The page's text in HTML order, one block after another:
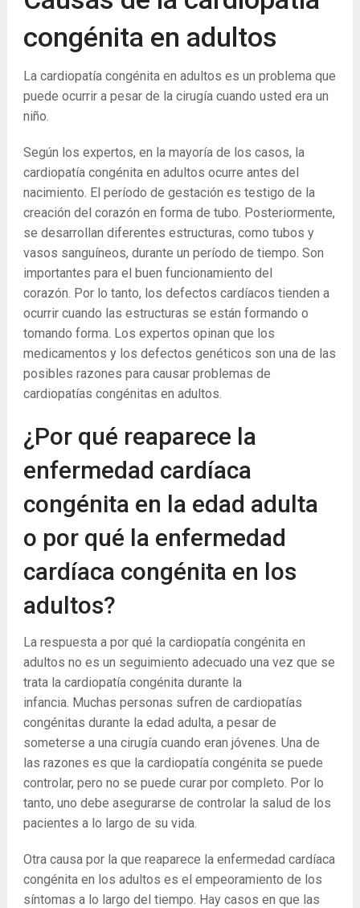
congénita en adultos
La cardiopatía congénita en adultos es un problema que
puede ocurrir a pesar de la cirugía cuando usted era un
niño.
Según los expertos, en la mayoría de los casos, la
cardiopatía congénita en adultos ocurre antes del
nacimiento. El período de gestación es testigo de la
creación del corazón en forma de tubo. Posteriormente,
se desarrollan diferentes estructuras, como tubos y
vasos sanguíneos, durante un período de tiempo. Son
importantes para el buen funcionamiento del
corazón. Por lo tanto, los defectos cardíacos tienden a
ocurrir cuando las estructuras se están formando o
tomando forma. Los expertos opinan que los
medicamentos y los defectos genéticos son una de las
posibles razones para causar problemas de
cardiopatías congénitas en adultos.
¿Por qué reaparece la
enfermedad cardíaca
congénita en la edad adulta
o por qué la enfermedad
cardíaca congénita en los
adultos?
La respuesta a por qué la cardiopatía congénita en
adultos no es un seguimiento adecuado una vez que se
trata la cardiopatía congénita durante la
infancia. Muchas personas sufren de cardiopatías
congénitas durante la edad adulta, a pesar de
someterse a una cirugía cuando eran jóvenes. Una de
las razones es que la cardiopatía congénita se puede
controlar, pero no se puede curar por completo. Por lo
tanto, uno debe asegurarse de controlar la salud de los
pacientes a lo largo de su vida.
Otra causa por la que reaparece la enfermedad cardíaca
congénita en los adultos es el empeoramiento de los
síntomas a lo largo del tiempo. Hay casos en que las